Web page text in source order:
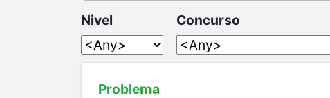
Nivel
Concurso
Problema